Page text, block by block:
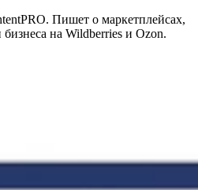
Пишет о маркетплейсах,
на Wildberries и Ozon.